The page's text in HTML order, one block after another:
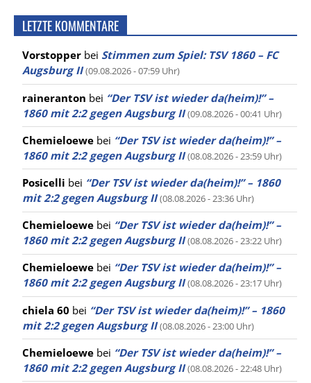
LETZTE KOMMENTARE
Vorstopper bei Stimmen zum Spiel: TSV 1860 – FC
Augsburg II (09.08.2026 - 07:59 Uhr)
raineranton bei “Der TSV ist wieder da(heim)!” –
1860 mit 2:2 gegen Augsburg II (09.08.2026 - 00:41 Uhr)
Chemieloewe bei “Der TSV ist wieder da(heim)!” –
1860 mit 2:2 gegen Augsburg II (08.08.2026 - 23:59 Uhr)
Posicelli bei “Der TSV ist wieder da(heim)!” – 1860
mit 2:2 gegen Augsburg II (08.08.2026 - 23:36 Uhr)
Chemieloewe bei “Der TSV ist wieder da(heim)!” –
1860 mit 2:2 gegen Augsburg II (08.08.2026 - 23:22 Uhr)
Chemieloewe bei “Der TSV ist wieder da(heim)!” –
1860 mit 2:2 gegen Augsburg II (08.08.2026 - 23:17 Uhr)
chiela 60 bei “Der TSV ist wieder da(heim)!” – 1860
mit 2:2 gegen Augsburg II (08.08.2026 - 23:00 Uhr)
Chemieloewe bei “Der TSV ist wieder da(heim)!” –
1860 mit 2:2 gegen Augsburg II (08.08.2026 - 22:48 Uhr)